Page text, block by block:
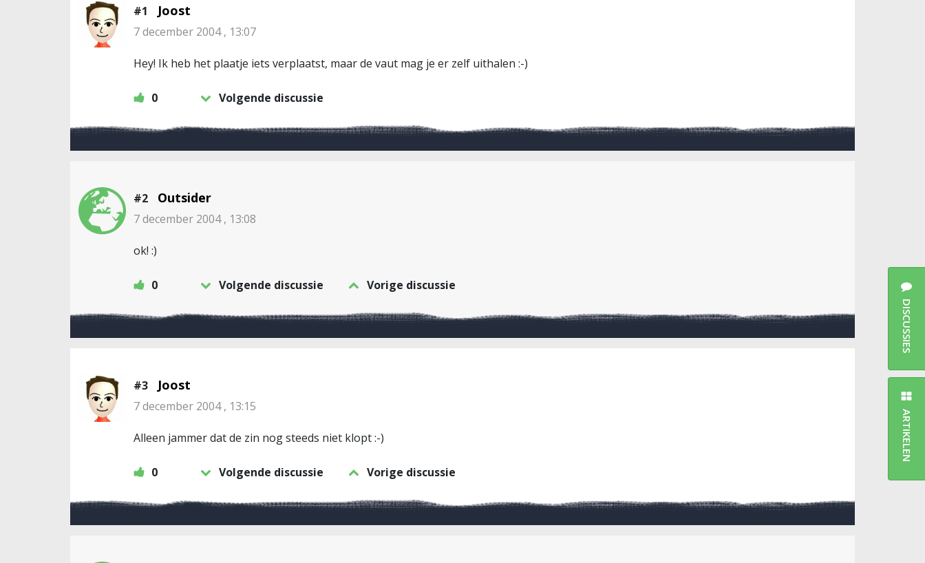
#1 Joost
7 december 2004 , 13:07
Hey! Ik heb het plaatje iets verplaatst, maar de vaut mag je er zelf uithalen :-)
0 Volgende discussie
#2 Outsider
7 december 2004 , 13:08
ok! :)
0 Volgende discussie Vorige discussie
#3 Joost
7 december 2004 , 13:15
Alleen jammer dat de zin nog steeds niet klopt :-)
0 Volgende discussie Vorige discussie
DISCUSSIES
ARTIKELEN